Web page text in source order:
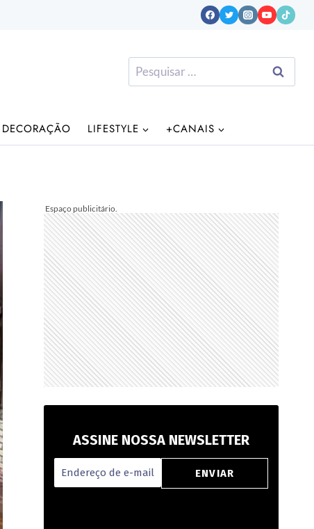
Pesquisar
por:
DECORAÇÃO LIFESTYLE +CANAIS
ASSINE NOSSA NEWSLETTER